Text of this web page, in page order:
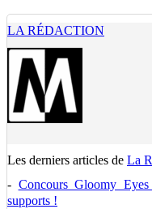
LA RÉDACTION
Les derniers articles de La
- Concours Gloomy
supports !